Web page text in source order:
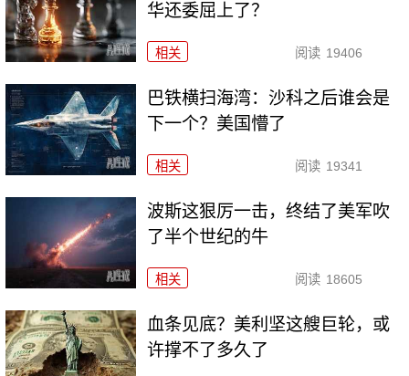
华还委屈上了？
相关 阅读 19406
巴铁横扫海湾：沙科之后谁会是
下一个？美国懵了
相关 阅读 19341
波斯这狠厉一击，终结了美军吹
了半个世纪的牛
相关 阅读 18605
血条见底？美利坚这艘巨轮，或
许撑不了多久了